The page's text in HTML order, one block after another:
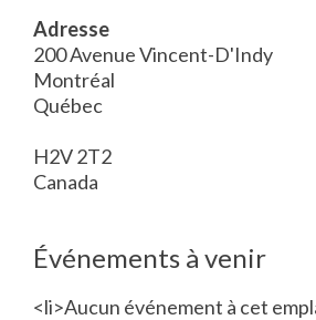
Adresse
200 Avenue Vincent-D'Indy
Montréal
Québec
H2V 2T2
Canada
Événements à venir
<li>Aucun événement à cet